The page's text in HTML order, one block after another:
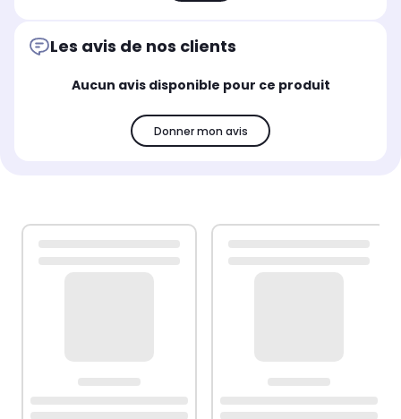
Les avis de nos clients
Aucun avis disponible pour ce produit
Donner mon avis